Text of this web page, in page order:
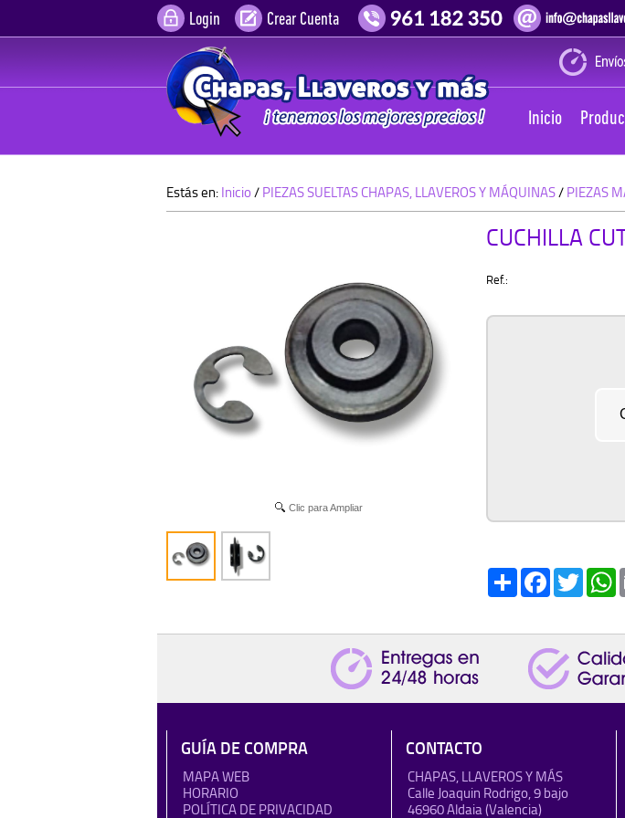
Login Crear Cuenta
Inicio
Estás en:Inicio/PIEZAS SUELTAS CHAPAS, LLAVEROS Y MÁQUINAS/PIEZAS
Clic para Ampliar
CUCHILLA
Ref.:
ShareFacebook
Twitter
GUÍA DE COMPRA
MAPA WEB
HORARIO
POLÍTICA DE PRIVACIDAD
CONTACTO
CHAPAS, LLAVEROS Y MÁS
Calle Joaquin Rodrigo, 9 bajo
46960 Aldaia (Valencia)